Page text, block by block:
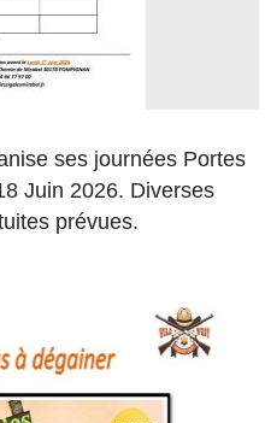
ses journées Portes
Juin 2026. Diverses
prévues.